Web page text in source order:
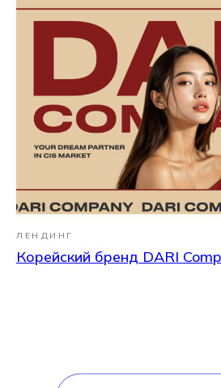
ЛЕНДИНГ
Корейский бренд DARI